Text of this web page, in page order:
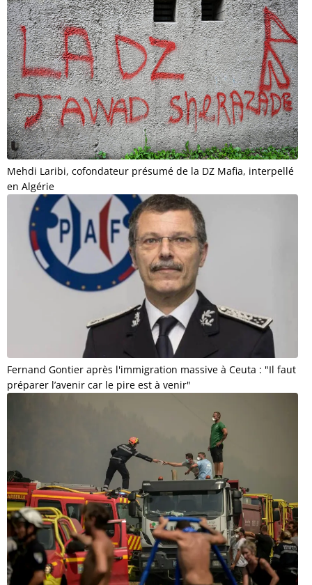
Mehdi Laribi, cofondateur présumé de la DZ Mafia, interpellé
en Algérie
Fernand Gontier après l'immigration massive à Ceuta : "Il faut
préparer l’avenir car le pire est à venir"